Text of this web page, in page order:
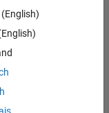
(English)